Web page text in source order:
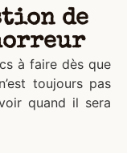
de
à faire dès que
toujours pas
quand il sera